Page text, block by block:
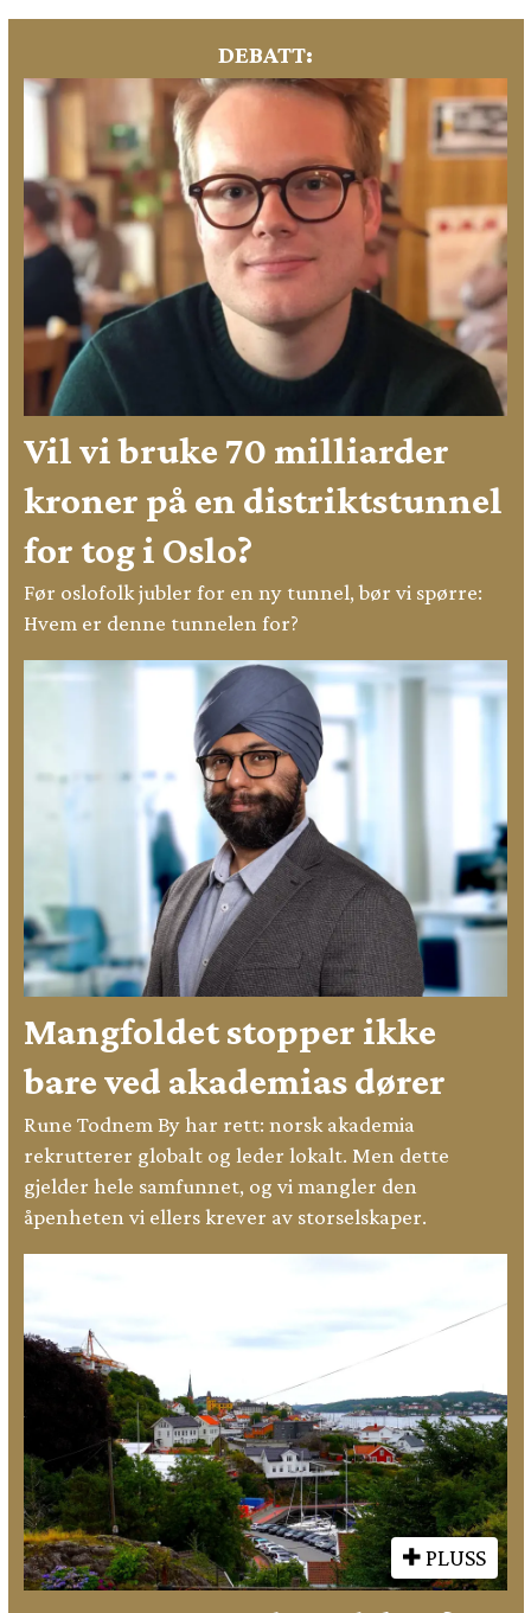
DEBATT:
Vil vi bruke 70 milliarder
kroner på en distriktstunnel
for tog i Oslo?
Før oslofolk jubler for en ny tunnel, bør vi spørre:
Hvem er denne tunnelen for?
Mangfoldet stopper ikke
bare ved akademias dører
Rune Todnem By har rett: norsk akademia
rekrutterer globalt og leder lokalt. Men dette
gjelder hele samfunnet, og vi mangler den
åpenheten vi ellers krever av storselskaper.
PLUSS